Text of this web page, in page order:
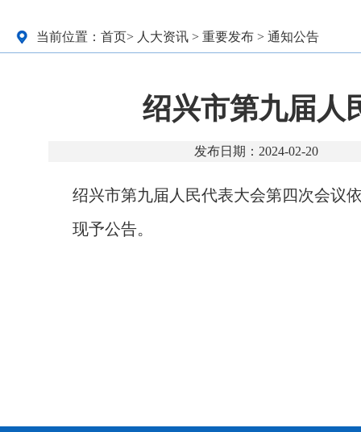
当前位置： 首页> 人大资讯 > 重要发布 > 通知公告
绍兴市第九届人
发布日期：2024-02-20
绍兴市第九届人民代表大会第四次会议
现予公告。